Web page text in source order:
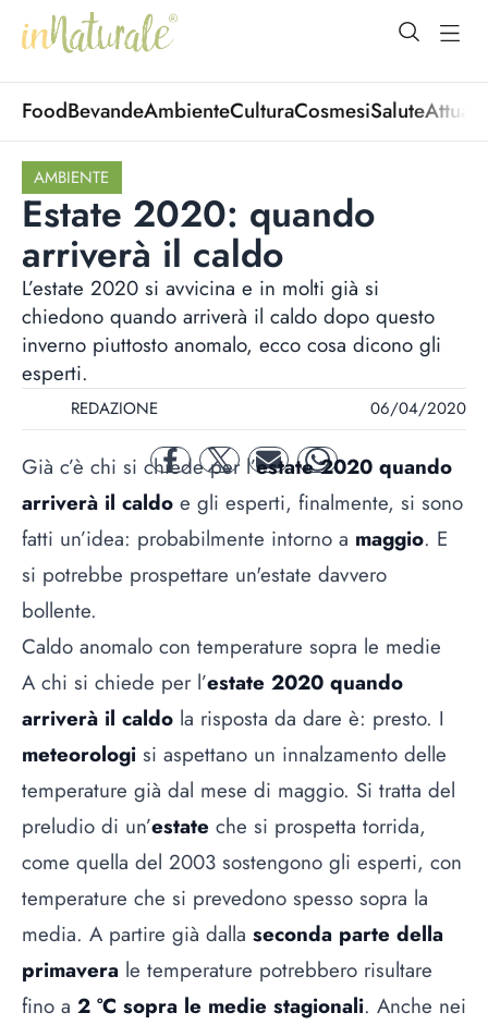
open
FoodBevandeAmbienteCulturaCosmesiSalute
AMBIENTE
Estate 2020: quando
arriverà il caldo
L’estate 2020 si avvicina e in molti già si
chiedono quando arriverà il caldo dopo questo
inverno piuttosto anomalo, ecco cosa dicono gli
esperti.
REDAZIONE 06/04/2020
facebooktwitter mail whatsapp
Già c’è chi si chiede per l’estate 2020 quando
arriverà il caldo e gli esperti, finalmente, si sono
fatti un’idea: probabilmente intorno a maggio. E
si potrebbe prospettare un'estate davvero
bollente.
Caldo anomalo con temperature sopra le medie
A chi si chiede per l’estate 2020 quando
arriverà il caldo la risposta da dare è: presto. I
meteorologi si aspettano un innalzamento delle
temperature già dal mese di maggio. Si tratta del
preludio di un’estate che si prospetta torrida,
come quella del 2003 sostengono gli esperti, con
temperature che si prevedono spesso sopra la
media. A partire già dalla seconda parte della
primavera le temperature potrebbero risultare
fino a 2 °C sopra le medie stagionali. Anche nei